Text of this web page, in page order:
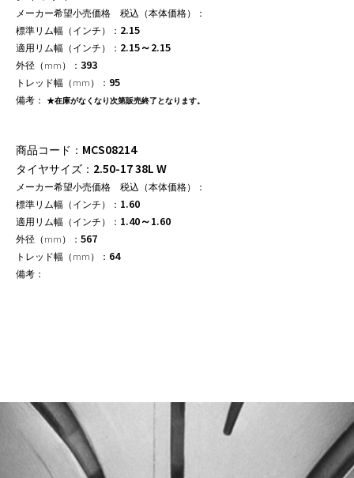
2.15
2.15～2.15
393
95
★在庫がなくなり次第販売終了となります。
MCS08214
2.50-17 38L W
1.60
1.40～1.60
567
64